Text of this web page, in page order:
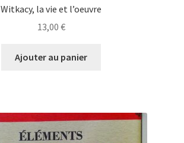
Witkacy, la vie et l’oeuvre
13,00 €
Ajouter au panier